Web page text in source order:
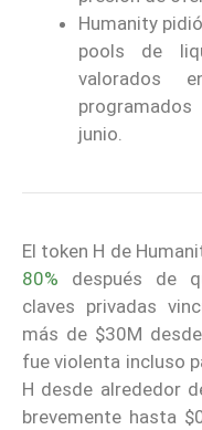
Humanity
pools de
valorados
junio.
El token H de
80% después de
claves privadas
más de $30M
fue violenta incluso
H desde alrededor
brevemente hasta